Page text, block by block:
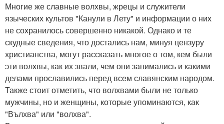
Многие же славные волхвы, жрецы и служители
языческих культов "Канули в Лету" и информации о них
не сохранилось совершенно никакой. Однако и те
скудные сведения, что достались нам, минуя цензуру
христианства, могут рассказать многое о том, кем были
эти волхвы, как их звали, чем они занимались и какими
делами прославились перед всем славянским народом.
Также стоит отметить, что волхвами были не только
мужчины, но и женщины, которые упоминаются, как
"Вълхва" или "волхва".